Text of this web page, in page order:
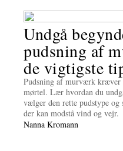
Undgå
pudsning af
de vigtigste
Pudsning af murværk kræver
mørtel. Lær hvordan du
vælger den rette pudstype
der kan modstå vind og vejr.
Nanna Kromann